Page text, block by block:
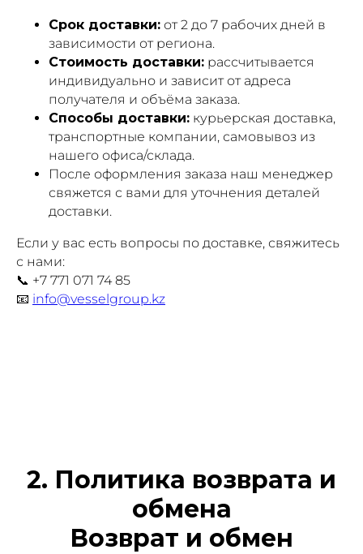
Срок доставки: от 2 до 7 рабочих дней в
зависимости от региона.
Стоимость доставки: рассчитывается
индивидуально и зависит от адреса
получателя и объёма заказа.
Способы доставки: курьерская доставка,
транспортные компании, самовывоз из
нашего офиса/склада.
После оформления заказа наш менеджер
свяжется с вами для уточнения деталей
доставки.
Если у вас есть вопросы по доставке, свяжитесь
с нами:
📞 +7 771 071 74 85
📧 info@vesselgroup.kz
2. Политика возврата и
обмена
Возврат и обмен